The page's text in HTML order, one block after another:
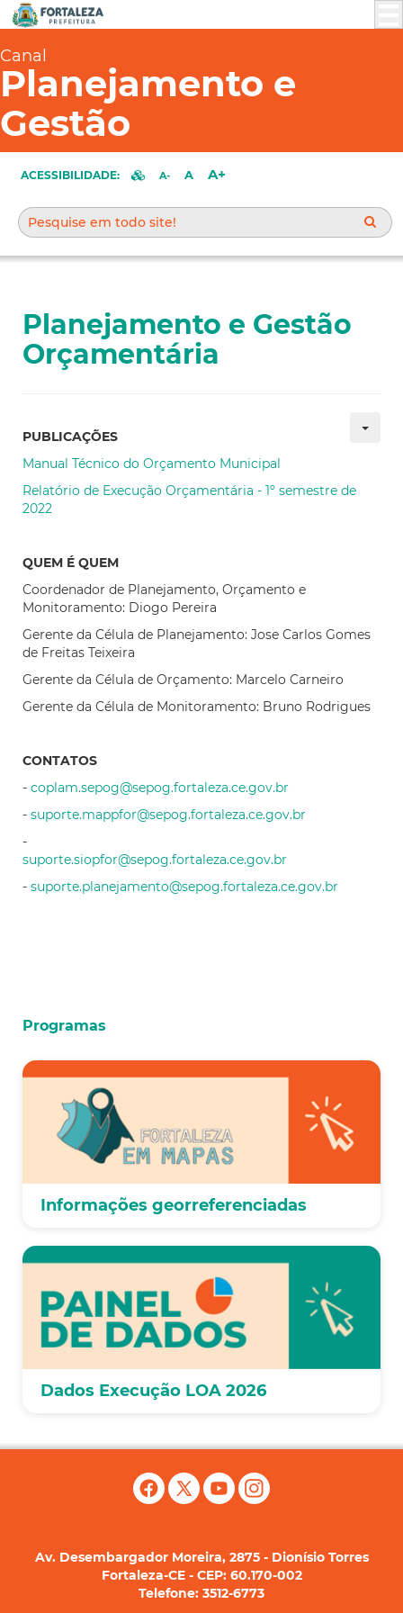
Canal
Planejamento e
Gestão
ACESSIBILIDADE: A- A A+
Planejamento e Gestão
Orçamentária
PUBLICAÇÕES
Manual Técnico do Orçamento Municipal
Relatório de Execução Orçamentária - 1º semestre de
2022
QUEM É QUEM
Coordenador de Planejamento, Orçamento e
Monitoramento: Diogo Pereira
Gerente da Célula de Planejamento: Jose Carlos Gomes
de Freitas Teixeira
Gerente da Célula de Orçamento: Marcelo Carneiro
Gerente da Célula de Monitoramento: Bruno Rodrigues
CONTATOS
- coplam.sepog@sepog.fortaleza.ce.gov.br
- suporte.mappfor@sepog.fortaleza.ce.gov.br
-
suporte.siopfor@sepog.fortaleza.ce.gov.br
- suporte.planejamento@sepog.fortaleza.ce.gov.br
Programas
Informações georreferenciadas
Dados Execução LOA 2026
Av. Desembargador Moreira, 2875 - Dionísio Torres
Fortaleza-CE - CEP: 60.170-002
Telefone: 3512-6773